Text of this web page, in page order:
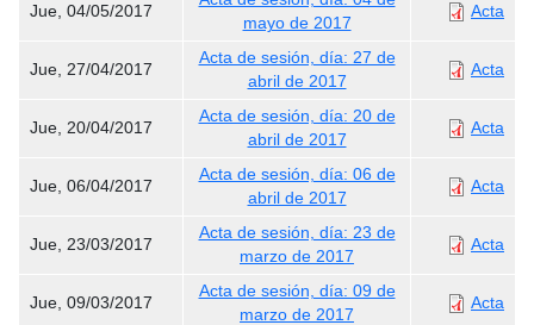
Jue, 04/05/2017
mayo de 2017
Acta
Jue, 27/04/2017
Acta de sesión, día: 27 de
abril de 2017
Acta
Jue, 20/04/2017
Acta de sesión, día: 20 de
abril de 2017
Acta
Jue, 06/04/2017
Acta de sesión, día: 06 de
abril de 2017
Acta
Jue, 23/03/2017
Acta de sesión, día: 23 de
marzo de 2017
Acta
Jue, 09/03/2017
Acta de sesión, día: 09 de
marzo de 2017
Acta